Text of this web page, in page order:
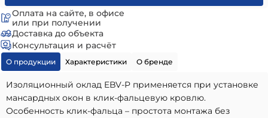
Оплата на сайте, в офисе
или при получении
Доставка до объекта
Консультация и расчёт
О продукции Характеристики О бренде
Изоляционный оклад EBV-P применяется при установке
мансардных окон в клик-фальцевую кровлю.
Особенность клик-фальца – простота монтажа без